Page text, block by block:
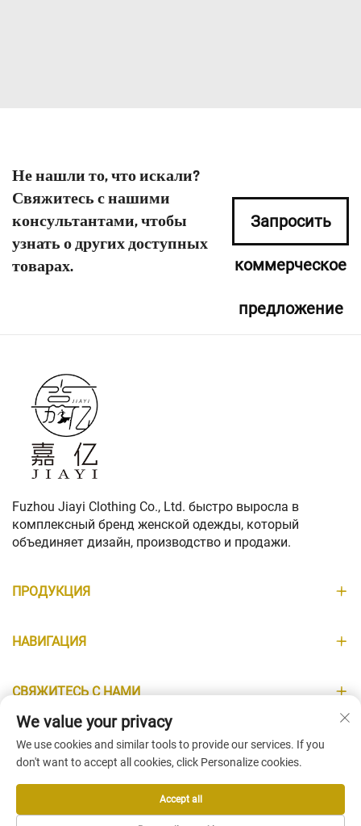
Не нашли то, что искали?
Свяжитесь с нашими
консультантами, чтобы
узнать о других доступных
товарах.
Запросить
коммерческое
предложение
Fuzhou Jiayi Clothing Co., Ltd. быстро выросла в
комплексный бренд женской одежды, который
объединяет дизайн, производство и продажи.
ПРОДУКЦИЯ
НАВИГАЦИЯ
СВЯЖИТЕСЬ С НАМИ
ИНФОРМАЦИЯ
We value your privacy
We use cookies and similar tools to provide our services. If you
don't want to accept all cookies, click Personalize cookies.
Accept all